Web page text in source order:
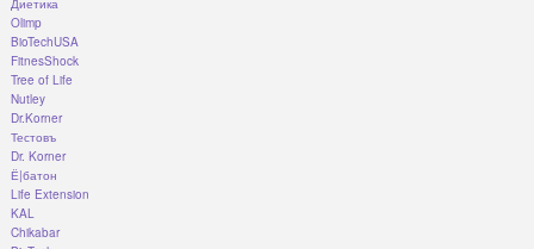
Диетика
Olimp
BioTechUSA
FitnesShock
Tree of Life
Nutley
Dr.Korner
Тестовъ
Dr. Korner
Ё|батон
Life Extension
KAL
Chikabar